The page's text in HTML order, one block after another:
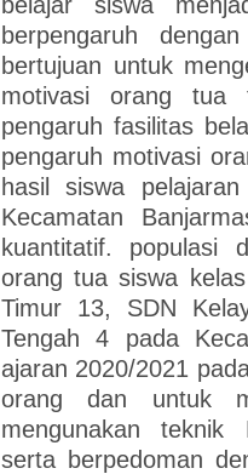
berpengaruh
bertujuan untuk
motivasi orang tua
pengaruh fasilitas
pengaruh motivasi
hasil siswa
Kecamatan
kuantitatif. populasi
orang tua siswa
Timur 13, SDN
Tengah 4 pada
ajaran 2020/2021
orang dan untuk
mengunakan teknik
serta berpedoman